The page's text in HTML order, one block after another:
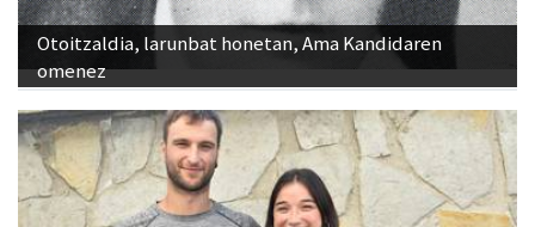
Otoitzaldia, larunbat honetan, Ama Kandidaren
omenez